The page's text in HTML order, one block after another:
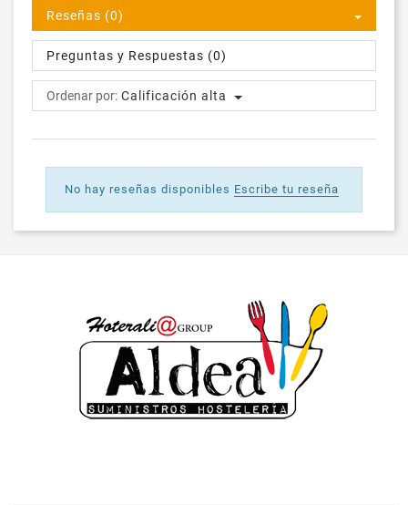
Reseñas (0)
Preguntas y Respuestas (0)
Ordenar por: Calificación alta
No hay reseñas disponibles Escribe tu reseña